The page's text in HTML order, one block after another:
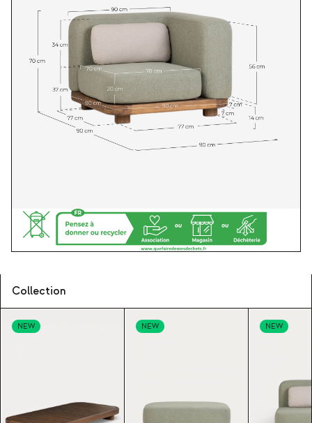
Collection
NEW NEW NEW